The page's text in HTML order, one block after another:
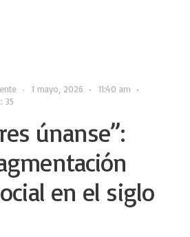
• 1 mayo, 2026 • 11:40 am
•
35
únanse”:
en el siglo